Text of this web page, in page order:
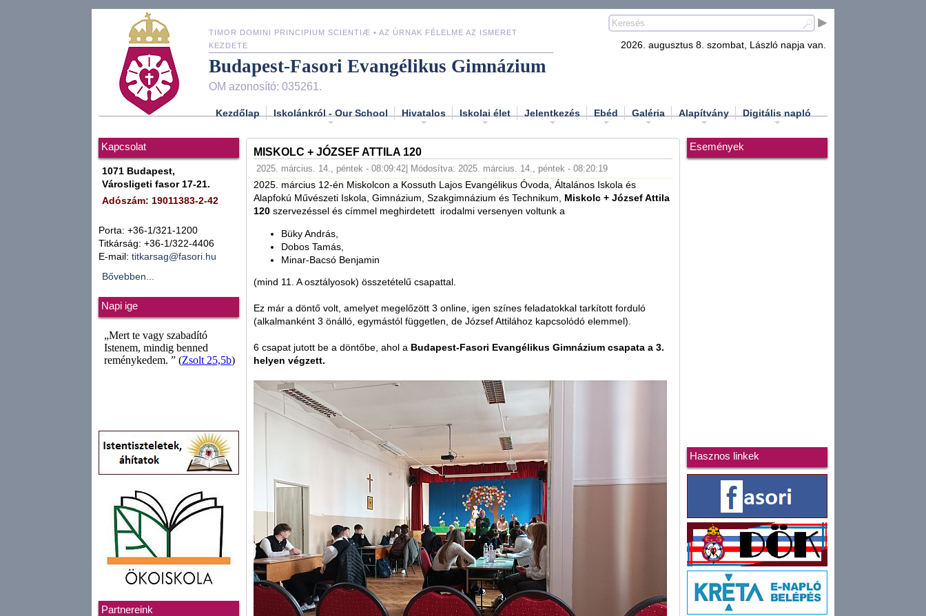
TIMOR DOMINI PRINCIPIUM SCIENTIÆ • AZ ÚRNAK FÉLELME AZ ISMERET
KEZDETE
Budapest-Fasori Evangélikus Gimnázium
OM azonosító: 035261.
2026. augusztus 8. szombat, László napja van.
Kezdőlap Iskolánkról - Our School Hivatalos Iskolai élet Jelentkezés Ebéd Galéria Alapítvány Digitális napló
Kapcsolat
1071 Budapest,
Városligeti fasor 17-21.
Adószám: 19011383-2-42
Porta: +36-1/321-1200
Titkárság: +36-1/322-4406
E-mail: titkarsag@fasori.hu
Bővebben...
Napi ige
Partnereink
MISKOLC + JÓZSEF ATTILA 120
2025. március. 14., péntek - 08:09:42 | Módosítva: 2025. március. 14., péntek - 08:20:19
2025. március 12-én Miskolcon a Kossuth Lajos Evangélikus Óvoda, Általános Iskola és
Alapfokú Művészeti Iskola, Gimnázium, Szakgimnázium és Technikum, Miskolc + József Attila
120 szervezéssel és címmel meghirdetett irodalmi versenyen voltunk a
Büky András,
Dobos Tamás,
Minar-Bacsó Benjamin
(mind 11. A osztályosok) összetételű csapattal.
Ez már a döntő volt, amelyet megelőzött 3 online, igen színes feladatokkal tarkított forduló
(alkalmanként 3 önálló, egymástól független, de József Attilához kapcsolódó elemmel).
6 csapat jutott be a döntőbe, ahol a Budapest-Fasori Evangélikus Gimnázium csapata a 3.
helyen végzett.
Események
Hasznos linkek